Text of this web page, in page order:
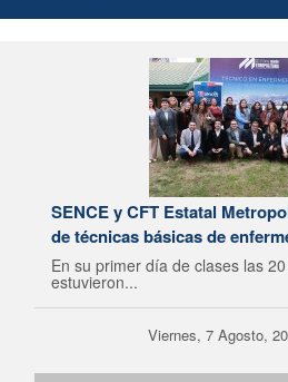
SENCE y CFT Estatal
de técnicas básicas de
En su primer día de clases las
estuvieron...
Viernes, 7 Agosto,